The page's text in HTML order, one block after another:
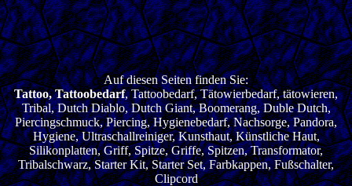
Auf diesen Seiten finden Sie:
Tattoo, Tattoobedarf, Tattoobedarf, Tätowierbedarf, tätowieren,
Tribal, Dutch Diablo, Dutch Giant, Boomerang, Duble Dutch,
Piercingschmuck, Piercing, Hygienebedarf, Nachsorge, Pandora,
Hygiene, Ultraschallreiniger, Kunsthaut, Künstliche Haut,
Silikonplatten, Griff, Spitze, Griffe, Spitzen, Transformator,
Tribalschwarz, Starter Kit, Starter Set, Farbkappen, Fußschalter,
Clipcord